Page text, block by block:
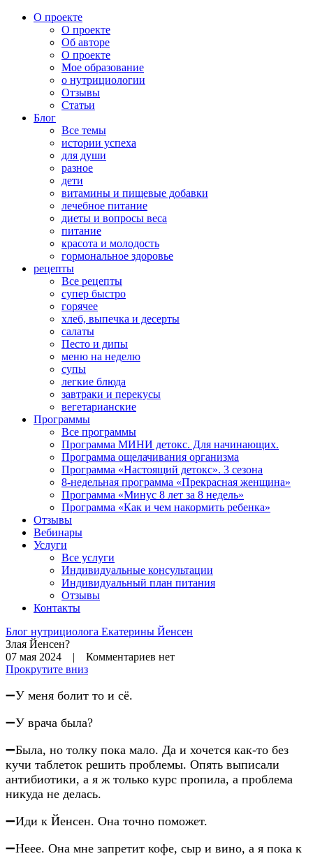
О проекте
О проекте
Об авторе
О проекте
Мое образование
о нутрициологии
Отзывы
Статьи
Блог
Все темы
истории успеха
для души
разное
дети
витамины и пищевые добавки
лечебное питание
диеты и вопросы веса
питание
красота и молодость
гормональное здоровье
рецепты
Все рецепты
супер быстро
горячее
хлеб, выпечка и десерты
салаты
Песто и дипы
меню на неделю
супы
легкие блюда
завтраки и перекусы
вегетарианские
Программы
Все программы
Программа МИНИ детокс. Для начинающих.
Программа ощелачивания организма
Программа «Настоящий детокс». 3 сезона
8-недельная программа «Прекрасная женщина»
Программа «Минус 8 лет за 8 недель»
Программа «Как и чем накормить ребенка»
Отзывы
Вебинары
Услуги
Все услуги
Индивидуальные консультации
Индивидуальный план питания
Отзывы
Контакты
Блог нутрициолога Екатерины Йенсен
Злая Йенсен?
07 мая 2024 | Комментариев нет
Прокрутите вниз
➖У меня болит то и сё.
➖У врача была?
➖Была, но толку пока мало. Да и хочется как-то без
кучи таблеток решить проблемы. Опять выписали
антибиотики, а я ж только курс пропила, а проблема
никуда не делась.
➖Иди к Йенсен. Она точно поможет.
➖Неее. Она мне запретит кофе, сыр и вино, а я пока к